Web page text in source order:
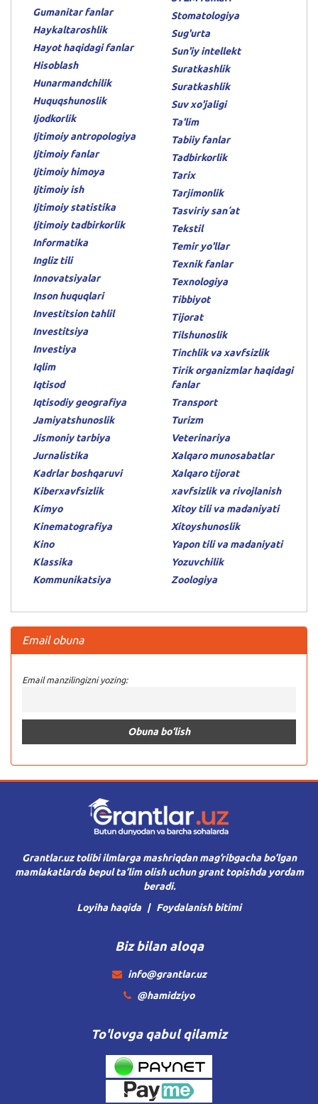
Gumanitar fanlar
Haykaltaroshlik
Hayot haqidagi fanlar
Hisoblash
Hunarmandchilik
Huquqshunoslik
Ijodkorlik
Ijtimoiy antropologiya
Ijtimoiy fanlar
Ijtimoiy himoya
Ijtimoiy ish
Ijtimoiy statistika
Ijtimoiy tadbirkorlik
Informatika
Ingliz tili
Innovatsiyalar
Inson huquqlari
Investitsion tahlil
Investitsiya
Investiya
Iqlim
Iqtisod
Iqtisodiy geografiya
Jamiyatshunoslik
Jismoniy tarbiya
Jurnalistika
Kadrlar boshqaruvi
Kiberxavfsizlik
Kimyo
Kinematografiya
Kino
Klassika
Kommunikatsiya
Stomatologiya
Sug'urta
Sun'iy intellekt
Suratkashlik
Suratkashlik
Suv xo'jaligi
Ta'lim
Tabiiy fanlar
Tadbirkorlik
Tarix
Tarjimonlik
Tasviriy sanʼat
Tekstil
Temir yo'llar
Texnik fanlar
Texnologiya
Tibbiyot
Tijorat
Tilshunoslik
Tinchlik va xavfsizlik
Tirik organizmlar haqidagi
fanlar
Transport
Turizm
Veterinariya
Xalqaro munosabatlar
Xalqaro tijorat
xavfsizlik va rivojlanish
Xitoy tili va madaniyati
Xitoyshunoslik
Yapon tili va madaniyati
Yozuvchilik
Zoologiya
Email obuna
Email manzilingizni yozing:
Grantlar.uz tolibi ilmlarga mashriqdan mag’ribgacha bo’lgan
mamlakatlarda bepul ta’lim olish uchun grant topishda yordam
beradi.
Loyiha haqida
Foydalanish bitimi
Biz bilan aloqa
info@grantlar.uz
@hamidziyo
To'lovga qabul qilamiz